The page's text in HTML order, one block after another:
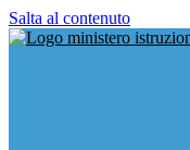
Salta al contenuto